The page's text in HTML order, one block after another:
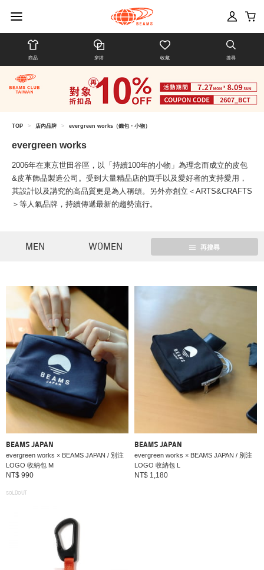
商品 穿搭 收藏 搜尋
TOP > 店內品牌 > evergreen works（錢包・小物）
evergreen works
2006年在東京世田谷區，以「持續100年的小物」為理念而成立的皮包
&皮革飾品製造公司。受到大量精品店的買手以及愛好者的支持愛用，
其設計以及講究的高品質更是為人稱頌。另外亦創立＜ARTS&CRAFTS
＞等人氣品牌，持續傳遞最新的趨勢流行。
MEN WOMEN 再搜尋
BEAMS JAPAN
evergreen works × BEAMS JAPAN / 別注
LOGO 收納包 M
NT$ 990
BEAMS JAPAN
evergreen works × BEAMS JAPAN / 別注
LOGO 收納包 L
NT$ 1,180
SOLDOUT